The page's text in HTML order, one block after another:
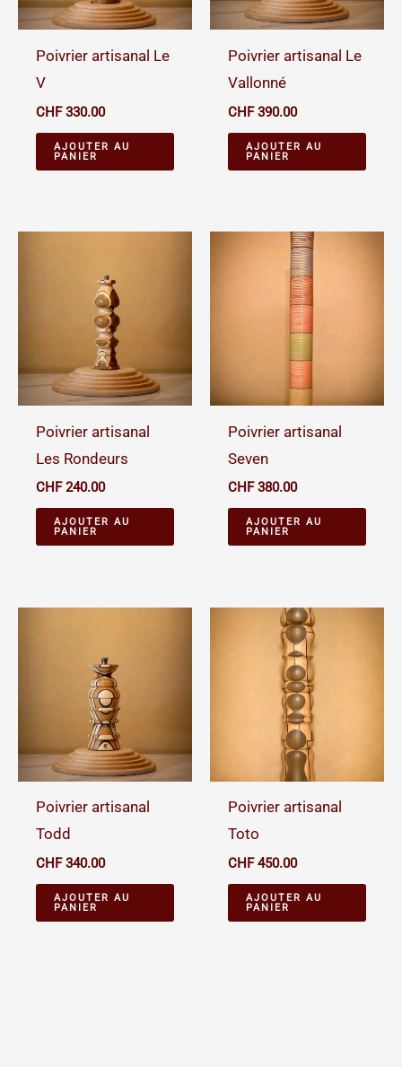
Poivrier artisanal Le
V
CHF330.00
AJOUTER AU
PANIER
Poivrier artisanal Le
Vallonné
CHF390.00
AJOUTER AU
PANIER
Poivrier artisanal
Les Rondeurs
CHF240.00
AJOUTER AU
PANIER
Poivrier artisanal
Seven
CHF380.00
AJOUTER AU
PANIER
Poivrier artisanal
Todd
CHF340.00
AJOUTER AU
PANIER
Poivrier artisanal
Toto
CHF450.00
AJOUTER AU
PANIER